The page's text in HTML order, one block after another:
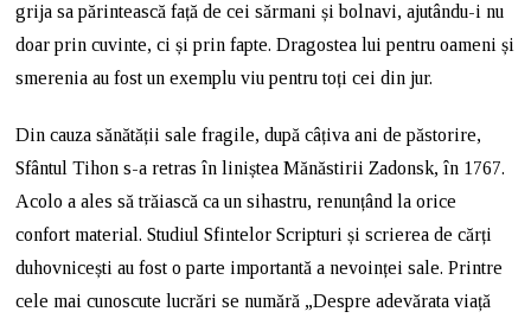
grija sa părintească față de cei sărmani și bolnavi, ajutându-i nu
doar prin cuvinte, ci și prin fapte. Dragostea lui pentru oameni și
smerenia au fost un exemplu viu pentru toți cei din jur.
Din cauza sănătății sale fragile, după câțiva ani de păstorire,
Sfântul Tihon s-a retras în liniștea Mănăstirii Zadonsk, în 1767.
Acolo a ales să trăiască ca un sihastru, renunțând la orice
confort material. Studiul Sfintelor Scripturi și scrierea de cărți
duhovnicești au fost o parte importantă a nevoinței sale. Printre
cele mai cunoscute lucrări se numără „Despre adevărata viață